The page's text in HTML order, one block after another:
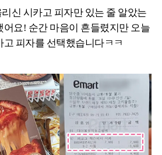
신 시카고 피자만 있는 줄 알았는
어요! 순간 마음이 흔들렸지만 오늘
고 피자를 선택했습니다ㅋㅋ